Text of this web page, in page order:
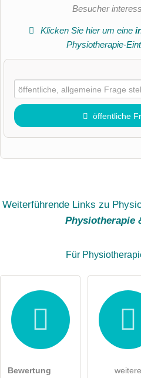
Besucher
Klicken Sie hier um eine
Physiotherapie-
öffentliche
Hiermit akzeptiere ich die
Die Datenschutzerklärunghabe
Weiterführende Links zu
Physiotherapie
Für
Bewertung
weitere